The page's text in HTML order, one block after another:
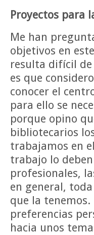
Proyectos para
Me han
objetivos en
resulta difícil de
es que
conocer el
para ello se
porque opino
bibliotecarios
trabajamos en
trabajo lo
profesionales,
en general,
que la
preferencias
hacia unos